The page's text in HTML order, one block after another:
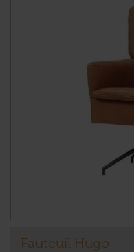
Fauteuil Hugo